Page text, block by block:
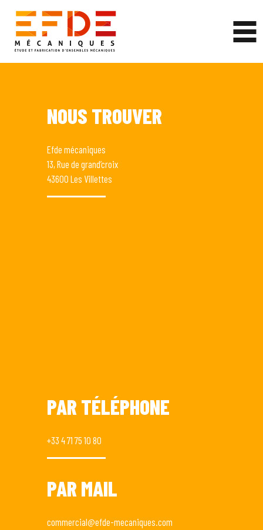
NOUS TROUVER
Efde mécaniques
13, Rue de grand’croix
43600 Les Villettes
PAR TÉLÉPHONE
+33 4 71 75 10 80
PAR MAIL
commercial@efde-mecaniques.com